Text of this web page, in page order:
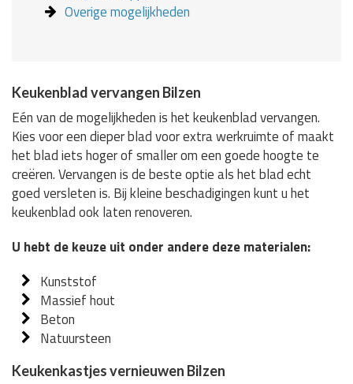
Overige mogelijkheden
Keukenblad vervangen Bilzen
Eén van de mogelijkheden is het keukenblad vervangen.
Kies voor een dieper blad voor extra werkruimte of maakt
het blad iets hoger of smaller om een goede hoogte te
creëren. Vervangen is de beste optie als het blad echt
goed versleten is. Bij kleine beschadigingen kunt u het
keukenblad ook laten renoveren.
U hebt de keuze uit onder andere deze materialen:
Kunststof
Massief hout
Beton
Natuursteen
Keukenkastjes vernieuwen Bilzen